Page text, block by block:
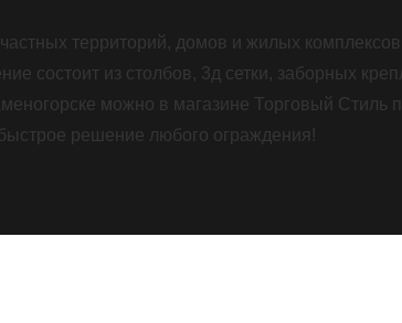
территорий, домов и жилых
состоит из столбов, 3д сетки, заборных
можно в магазине Торговый Стиль
решение любого ограждения!